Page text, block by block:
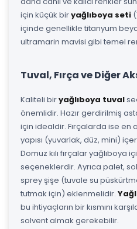
için küçük biryağlıboya seti
içinde genellikle titanyum
ultramarin mavisi gibi temel
Tuval, Fırça ve Diğer
Kaliteli biryağlıboya tuval
önemlidir. Hazır gerdirilmiş
için idealdir. Fırçalarda ise en
yapısı (yuvarlak, düz, mini)
Domuz kılı fırçalar yağlıboya
seçeneklerdir. Ayrıca palet,
sprey şişe (tuvale su
tutmak için) eklenmelidir.
bu ihtiyaçların bir kısmını
solvent almak gerekebilir.